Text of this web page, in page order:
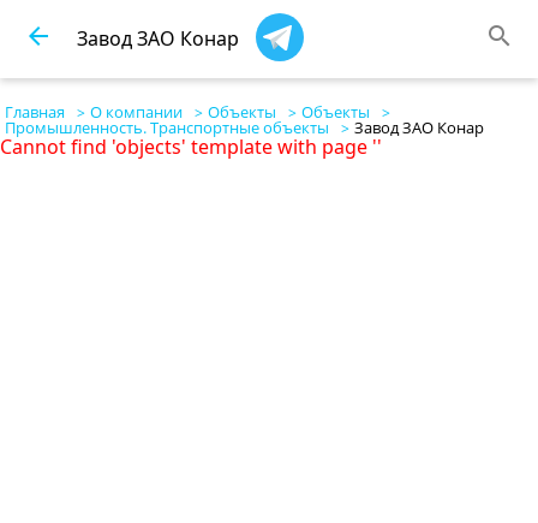
Главная О компании Объекты Объекты
Промышленность. Транспортные объекты Завод ЗАО Конар
Cannot find 'objects' template with page ''
arrow_back Завод ЗАО Конар search